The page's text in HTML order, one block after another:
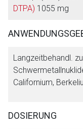
DTPA) 1055 mg
Langzeitbehandl.
Californium,
DOSIERUNG
Aufruf einer